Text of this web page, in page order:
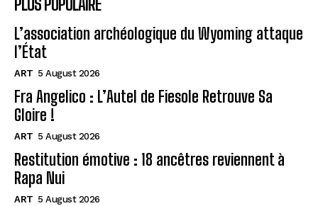
PLUS POPULAIRE
L’association archéologique du Wyoming attaque
l’État
ART 5 August 2026
Fra Angelico : L’Autel de Fiesole Retrouve Sa
Gloire !
ART 5 August 2026
Restitution émotive : 18 ancêtres reviennent à
Rapa Nui
ART 5 August 2026